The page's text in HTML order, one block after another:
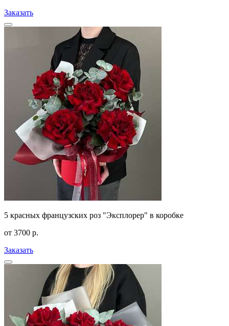
Заказать
5 красных французских роз "Эксплорер" в коробке
от 3700 р.
Заказать